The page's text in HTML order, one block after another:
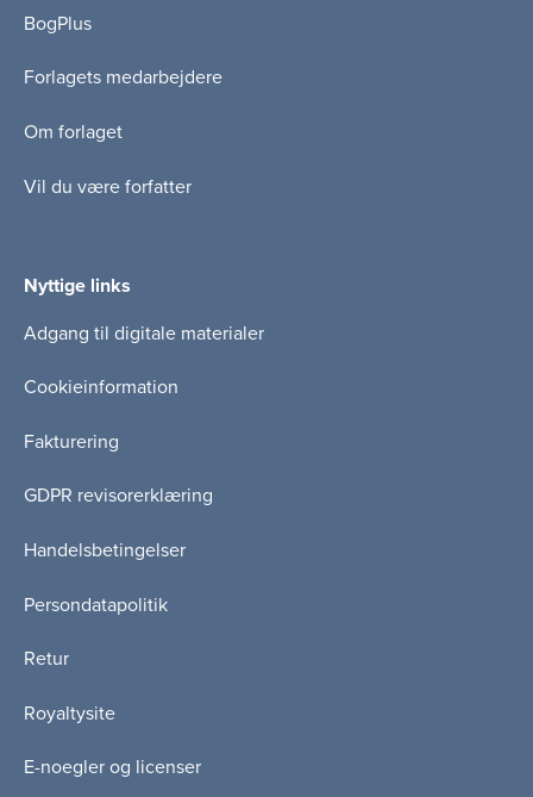
BogPlus
Forlagets medarbejdere
Om forlaget
Vil du være forfatter
Nyttige links
Adgang til digitale materialer
Cookieinformation
Fakturering
GDPR revisorerklæring
Handelsbetingelser
Persondatapolitik
Retur
Royaltysite
E-noegler og licenser